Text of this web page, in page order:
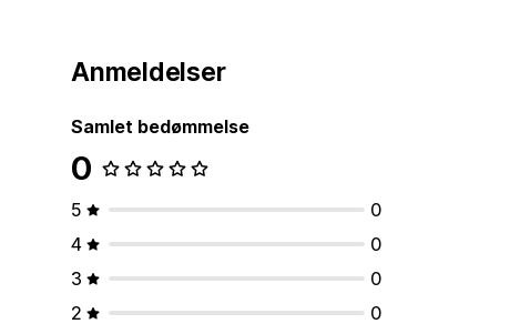
Anmeldelser
Samlet bedømmelse
0
5
0
4
0
3
0
2
0